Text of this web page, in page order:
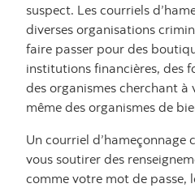
suspect. Les courriels
diverses organisations
faire passer pour des
institutions financières, des
des organismes cherchant
même des organismes de
Un courriel d’hameçonnage
vous soutirer des
comme votre mot de passe,